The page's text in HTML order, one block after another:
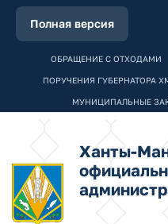
Полная версия
ОБРАЩЕНИЕ С ОТХОДАМИ
ПОРУЧЕНИЯ ГУБЕРНАТОРА
МУНИЦИПАЛЬНЫЕ
Ханты-